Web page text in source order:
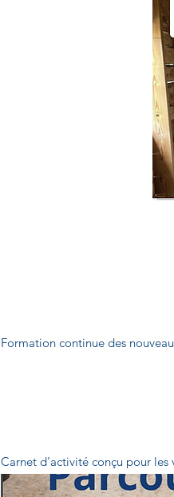
Formation continue des
Carnet d'activité conçu pour les